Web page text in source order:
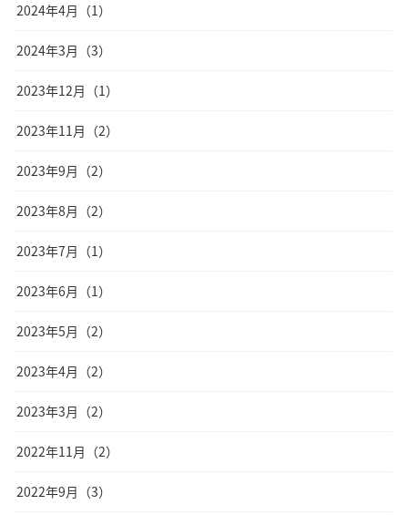
2024年4月（1）
2024年3月（3）
2023年12月（1）
2023年11月（2）
2023年9月（2）
2023年8月（2）
2023年7月（1）
2023年6月（1）
2023年5月（2）
2023年4月（2）
2023年3月（2）
2022年11月（2）
2022年9月（3）